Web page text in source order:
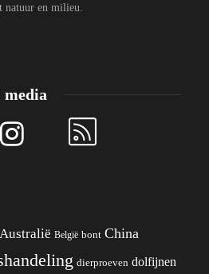
natuur en milieu.
media
Australië België bont China
dierproeven dolfijnen